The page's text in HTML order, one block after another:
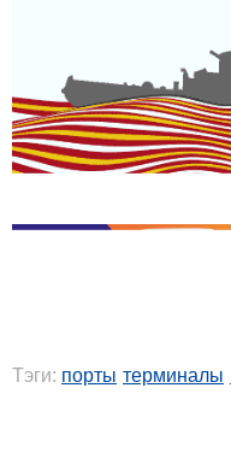
Тэги: порты терминалы